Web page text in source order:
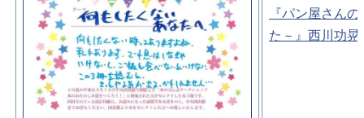
『パン屋さん
た－』西川功